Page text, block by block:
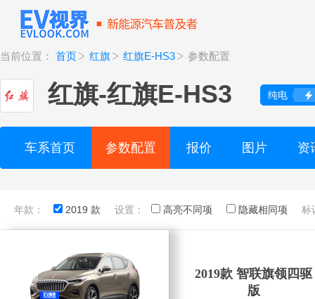
当前位置： 首页 红旗 红旗E-HS3 参数配置
红旗-红旗E-HS3 纯电
车系首页 参数配置 报价 图片 资
年款： 2019 款 设置： 高亮不同项 隐藏相同项 标
2019款 智联旗领四驱
版